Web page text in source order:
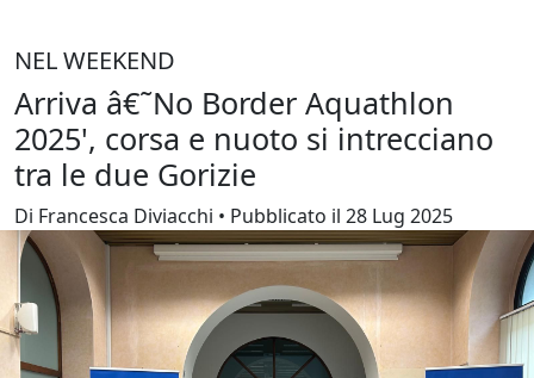
NEL WEEKEND
Arriva â€˜No Border Aquathlon
2025', corsa e nuoto si intrecciano
tra le due Gorizie
Di Francesca Diviacchi • Pubblicato il 28 Lug 2025